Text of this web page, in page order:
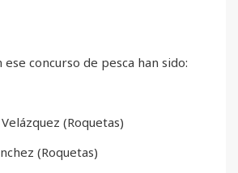
concurso de pesca han sido:
(Roquetas)
(Roquetas)